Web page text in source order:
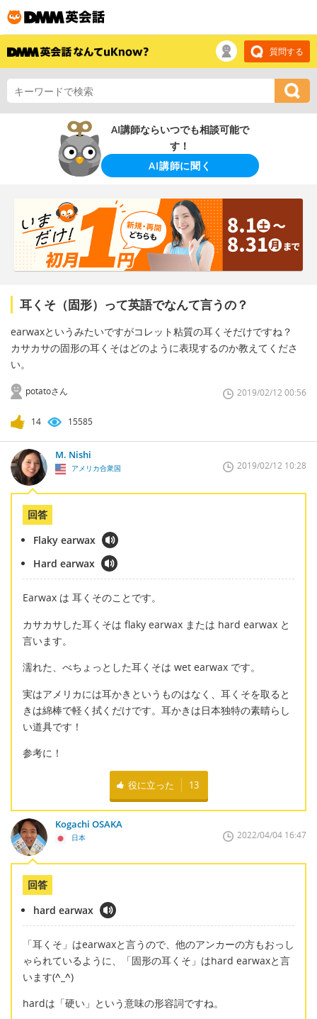
質問する
AI講師ならいつでも相談可能で
す！
AI講師に聞く
耳くそ（固形）って英語でなんて言うの？
earwaxというみたいですがコレット粘質の耳くそだけですね？
カサカサの固形の耳くそはどのように表現するのか教えてくださ
い。
potatoさん 2019/02/12 00:56
14 15585
M. Nishi
アメリカ合衆国 2019/02/12 10:28
回答
Flaky earwax
Hard earwax
Earwax は 耳くそのことです。
カサカサした耳くそは flaky earwax または hard earwax と
言います。
濡れた、べちょっとした耳くそは wet earwax です。
実はアメリカには耳かきというものはなく、耳くそを取ると
きは綿棒で軽く拭くだけです。耳かきは日本独特の素晴らし
い道具です！
参考に！
役に立った 13
Kogachi OSAKA
日本 2022/04/04 16:47
回答
hard earwax
「耳くそ」はearwaxと言うので、他のアンカーの方もおっし
ゃられているように、「固形の耳くそ」はhard earwaxと言
います(^_^)
hardは「硬い」という意味の形容詞ですね。